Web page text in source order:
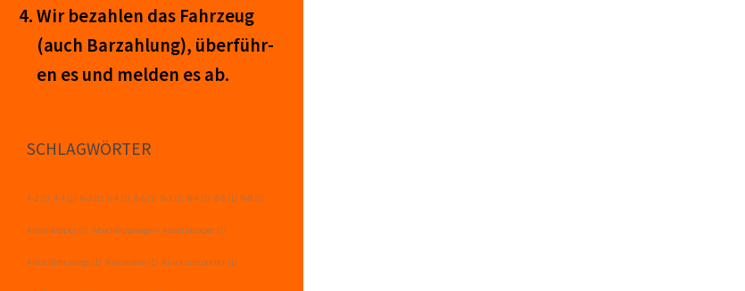
Wir be­zahl­en das Fahr­zeug
(auch Barzahlung), über­führ­
en es und mel­den es ab.
SCHLAGWÖRTER
4-2 (1) 4-4 (1) 6-2 (1) 6-4 (1) 6-6 (1) 8-2 (1) 8-4 (1) 8-6 (1) 8-8 (1)
Abrollkipper (1) Abschleppwagen- Absetzkipper (1)
Allradfahrzeuge (1) Autokräne (1) Autotransporter (1)